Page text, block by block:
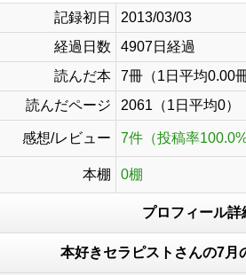
記録初日
2013/03/03
経過日数
4907日経過
読んだ本
7冊（1日平均0.00
読んだページ
2061（1日平均0）
感想/レビュー 7件（投稿率100.0%
本棚 0棚
プロフィール詳
本好きセラピストさんの7月